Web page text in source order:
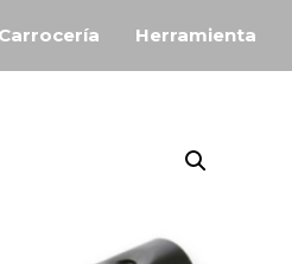
Herramienta